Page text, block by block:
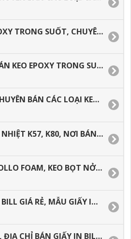
KEO EPOXY TRONG SUỐT, CHUYÊN BÁN KEO ĐỔ MẶT BÀN.
SHOP BÁN KEO EPOXY TRONG SUỐT ĐỔ MẶT BÀN TẠI TP.HCM
SHOP CHUYÊN BÁN CÁC LOẠI KEO EPOXY TRONG SUỐT.
GIẤY IN NHIỆT K57, K80, NƠI BÁN GIÁ RẺ TẠI TP.HCM.
KEO APOLLO FOAM, KEO BỌT NỞ TRƯƠNG.
GIẤY IN BILL GIÁ RẺ, MẪU GIẤY IN CẢM NHIỆT THÔNG DỤNG.
GIẤY IN, ĐỊA CHỈ BÁN GIẤY IN BILL, IN NHIỆT K57, K80 GIÁ RẺ.